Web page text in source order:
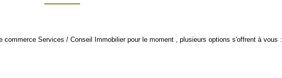
Services / Conseil Immobilier pour le moment , plusieurs options s'offrent à vous :